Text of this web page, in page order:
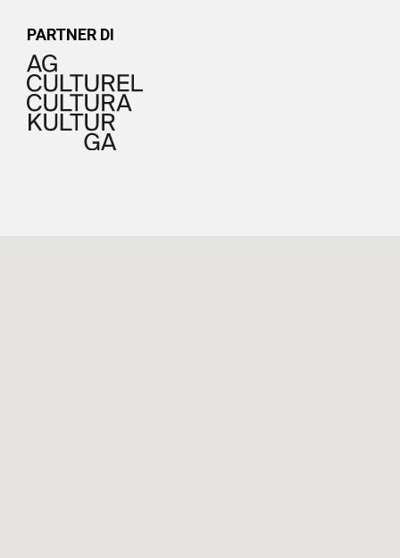
PARTNER DI